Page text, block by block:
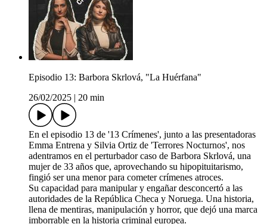
Episodio 13: Barbora Skrlová, "La Huérfana"
26/02/2025
20 min
En el episodio 13 de '13 Crímenes', junto a las presentadoras
Emma Entrena y Silvia Ortiz de 'Terrores Nocturnos', nos
adentramos en el perturbador caso de Barbora Skrlová, una
mujer de 33 años que, aprovechando su hipopituitarismo,
fingió ser una menor para cometer crímenes atroces.
Su capacidad para manipular y engañar desconcertó a las
autoridades de la República Checa y Noruega. Una historia,
llena de mentiras, manipulación y horror, que dejó una marca
imborrable en la historia criminal europea.